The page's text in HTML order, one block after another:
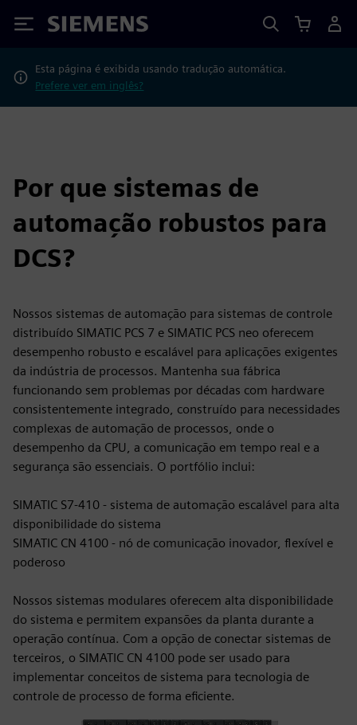
Siemens
Esta página é exibida usando tradução automática.
Prefere ver em inglês?
Por que sistemas de
automação robustos para
DCS?
Nossos sistemas de automação para sistemas de controle
distribuído SIMATIC PCS 7 e SIMATIC PCS neo oferecem
desempenho robusto e escalável para aplicações exigentes
da indústria de processos. Mantenha sua fábrica
funcionando sem problemas por décadas com hardware
consistentemente integrado, construído para necessidades
complexas de automação de processos, onde o
desempenho da CPU, a comunicação em tempo real e a
segurança são essenciais. O portfólio inclui:
SIMATIC S7-410 - sistema de automação escalável para alta
disponibilidade do sistema
SIMATIC CN 4100 - nó de comunicação inovador, flexível e
poderoso
Nossos sistemas modulares oferecem alta disponibilidade
do sistema e permitem expansões da planta durante a
operação contínua. Com a opção de conectar sistemas de
terceiros, o SIMATIC CN 4100 pode ser usado para
implementar conceitos de sistema para tecnologia de
controle de processo de forma eficiente.